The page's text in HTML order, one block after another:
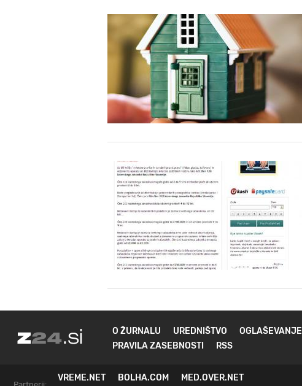
O ŽURNALU UREDNIŠTVO OGLAŠEVANJE
PRAVILA ZASEBNOSTI
RSS
Partnerji:
VREME.NET BOLHA.COM MED.OVER.NET